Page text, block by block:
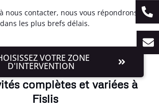
nous contacter, nous vous répondrons
dans les plus brefs délais.
VOTRE ZONE
D'INTERVENTION
complètes et variées à
Fislis